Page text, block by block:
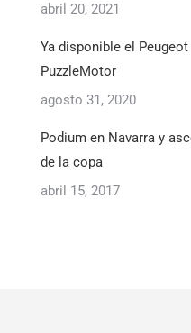
abril 20, 2021
Ya disponible el
PuzzleMotor
agosto 31, 2020
Podium en Navarra y
de la copa
abril 15, 2017